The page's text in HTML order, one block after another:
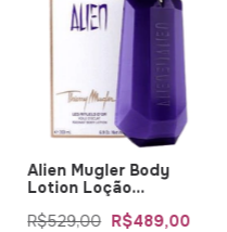
Alien Mugler Body
Lotion Loção
R$529,00 R$489,00